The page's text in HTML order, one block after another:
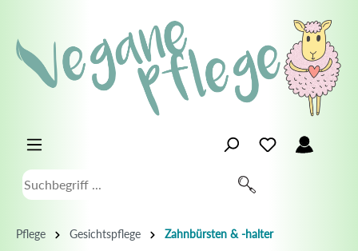
Pflege Gesichtspflege Zahnbürsten & -halter